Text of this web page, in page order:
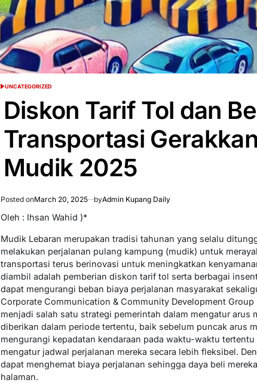
POSTED
UNCATEGORIZED
Diskon Tarif Tol dan
Transportasi
Mudik 2025
Posted onMarch 20, 2025 byAdmin Kupang Daily
Oleh : Ihsan Wahid )*
Mudik Lebaran merupakan tradisi tahunan yang selalu
melakukan perjalanan pulang kampung (mudik) untuk
transportasi terus berinovasi untuk meningkatkan
diambil adalah pemberian diskon tarif tol serta berbagai
dapat mengurangi beban biaya perjalanan masyarakat
Corporate Communication & Community Development
menjadi salah satu strategi pemerintah dalam mengatur
diberikan dalam periode tertentu, baik sebelum puncak arus
mengurangi kepadatan kendaraan pada waktu-waktu
mengatur jadwal perjalanan mereka secara lebih fleksibel.
dapat menghemat biaya perjalanan sehingga daya beli
halaman.